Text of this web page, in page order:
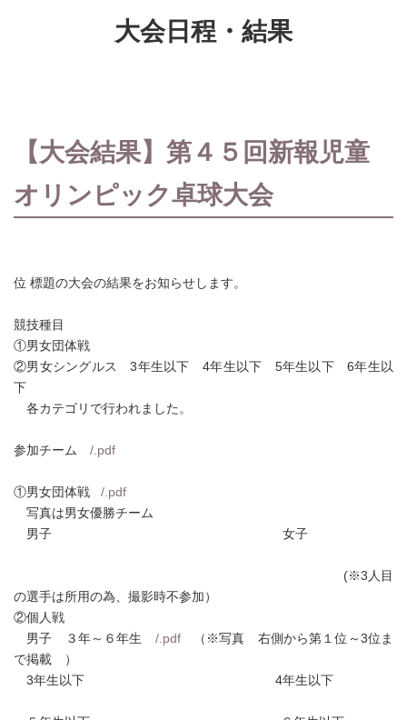
大会日程・結果
【大会結果】第４５回新報児童
オリンピック卓球大会
位 標題の大会の結果をお知らせします。
競技種目
①男女団体戦
②男女シングルス 3年生以下 4年生以下 5年生以下 6年生以
下
各カテゴリで行われました。
参加チーム /.pdf
①男女団体戦 /.pdf
写真は男女優勝チーム
男子 女子
(※3人目
の選手は所用の為、撮影時不参加）
②個人戦
男子 ３年～６年生 /.pdf（※写真 右側から第１位～3位ま
で掲載 ）
3年生以下 4年生以下